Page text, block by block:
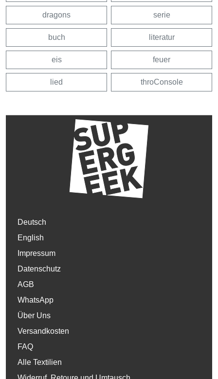
dragons serie
buch literatur
eis feuer
lied throConsole
Deutsch
English
Impressum
Datenschutz
AGB
WhatsApp
Über Uns
Versandkosten
FAQ
Alle Textilien